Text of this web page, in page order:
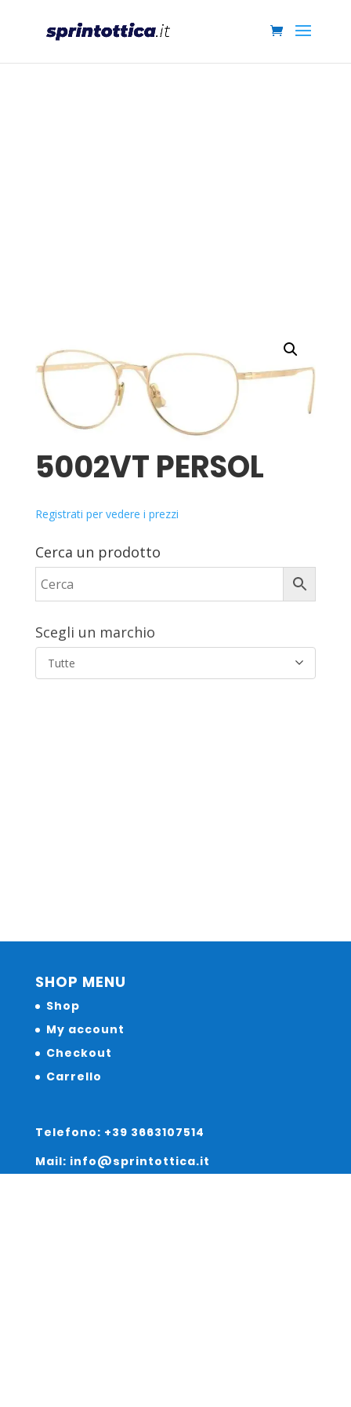
5002VT PERSOL
Registrati per vedere i prezzi
Cerca un prodotto
Scegli un marchio
Tutte
SHOP MENU
Shop
My account
Checkout
Carrello
Telefono: +39 3663107514
Mail: info@sprintottica.it